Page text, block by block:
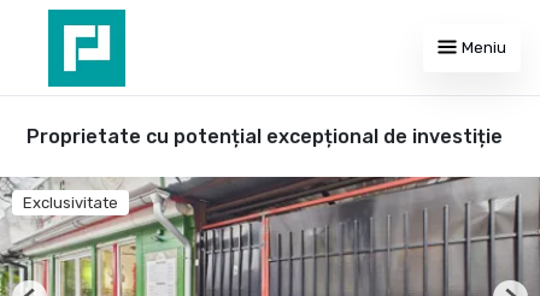
Meniu
Proprietate cu potențial excepțional de investiție
Exclusivitate